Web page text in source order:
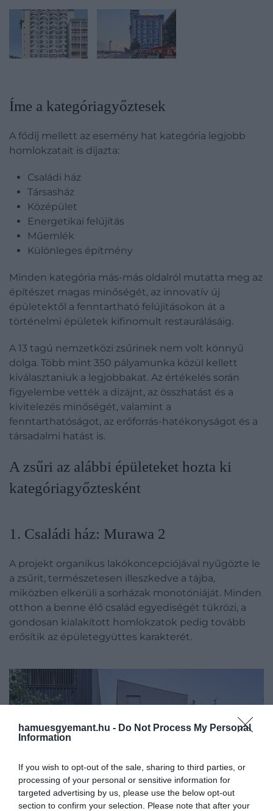
hamuesgyemant.hu - Do Not Process My Personal
Information
If you wish to opt-out of the sale, sharing to third parties, or
processing of your personal or sensitive information for
targeted advertising by us, please use the below opt-out
section to confirm your selection. Please note that after your
Íme a kategóriagyőztesek
A fődíj mellett az esemény hat kategória legjobb
homlokzatait is díjazta:
Családi ház
Társasház
Középület
Energetikai felújítás
Műemlék
Különleges építmény
Minden kategória más-más oldalról mutatta meg az
építészet magas minőségét, az innovatív új
épületektől a fenntartható felújításokon át a
történelmi épületek kifinomult restaurálásáig.
A 13 tagú nemzetközi zsűrinek nem volt könnyű
dolga. Több mint 350 pályamunka közül kellett
kiválasztaniuk a legjobbakat. Az értékelés során
figyelembe vették a dizájnt, az összhatást és a
kivitelezés minőségét, valamint a
fenntarthatóságot, az erőforrás-hatékonyságot és a
társadalmi hatást is.
A zsűri az alábbi épületeket hozta ki
kategóriagyőztesként
1. Családi ház: Murawa 2
A projekt organikus lakókoncepciójával nyűgözte le
a zsűrit, természetesen illeszkedve a tájba,
miközben elkerüli a sorházak monotóniáját. Minden
otthon a benne élő család egyediségét tükrözi, a
gondosan kialakított homlokzatok pedig tovább
erősítik az épületegyüttes karakterét.